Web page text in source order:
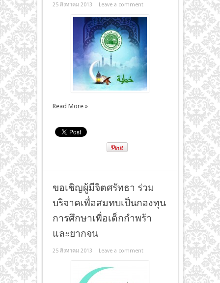
25 สิงหาคม 2013 Leave a comment
Read More »
ขอเชิญผู้มีจิตศรัทธา ร่วม
บริจาคเพื่อสมทบเป็นกองทุน
การศึกษาเพื่อเด็กกำพร้า
และยากจน
25 สิงหาคม 2013 Leave a comment